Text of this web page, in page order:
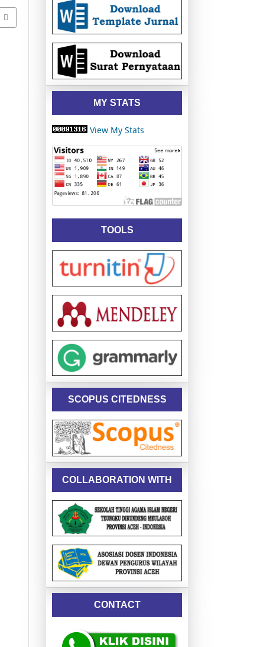
MY STATS
View My Stats
TOOLS
SCOPUS CITEDNESS
COLLABORATION WITH
CONTACT